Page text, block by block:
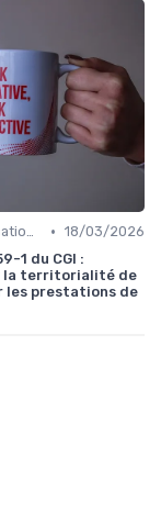
Automatisation des processus financiers • 18/03/2026
1 du CGI :
la territorialité de
les prestations de